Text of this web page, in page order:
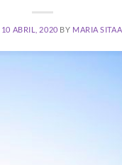
10 ABRIL, 2020 BY MARIA